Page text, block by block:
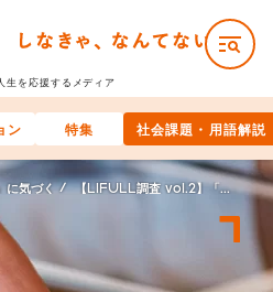
生を応援するメディア
ン 特集 社会課題・用語解説
に気づく 【LIFULL調査 vol.2】「新しい暮らしへの兆し」レポート（男女別）